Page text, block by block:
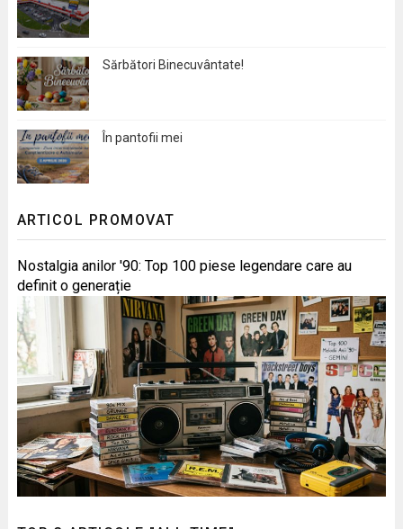
Sărbători Binecuvântate!
În pantofii mei
ARTICOL PROMOVAT
Nostalgia anilor '90: Top 100 piese legendare care au
definit o generație